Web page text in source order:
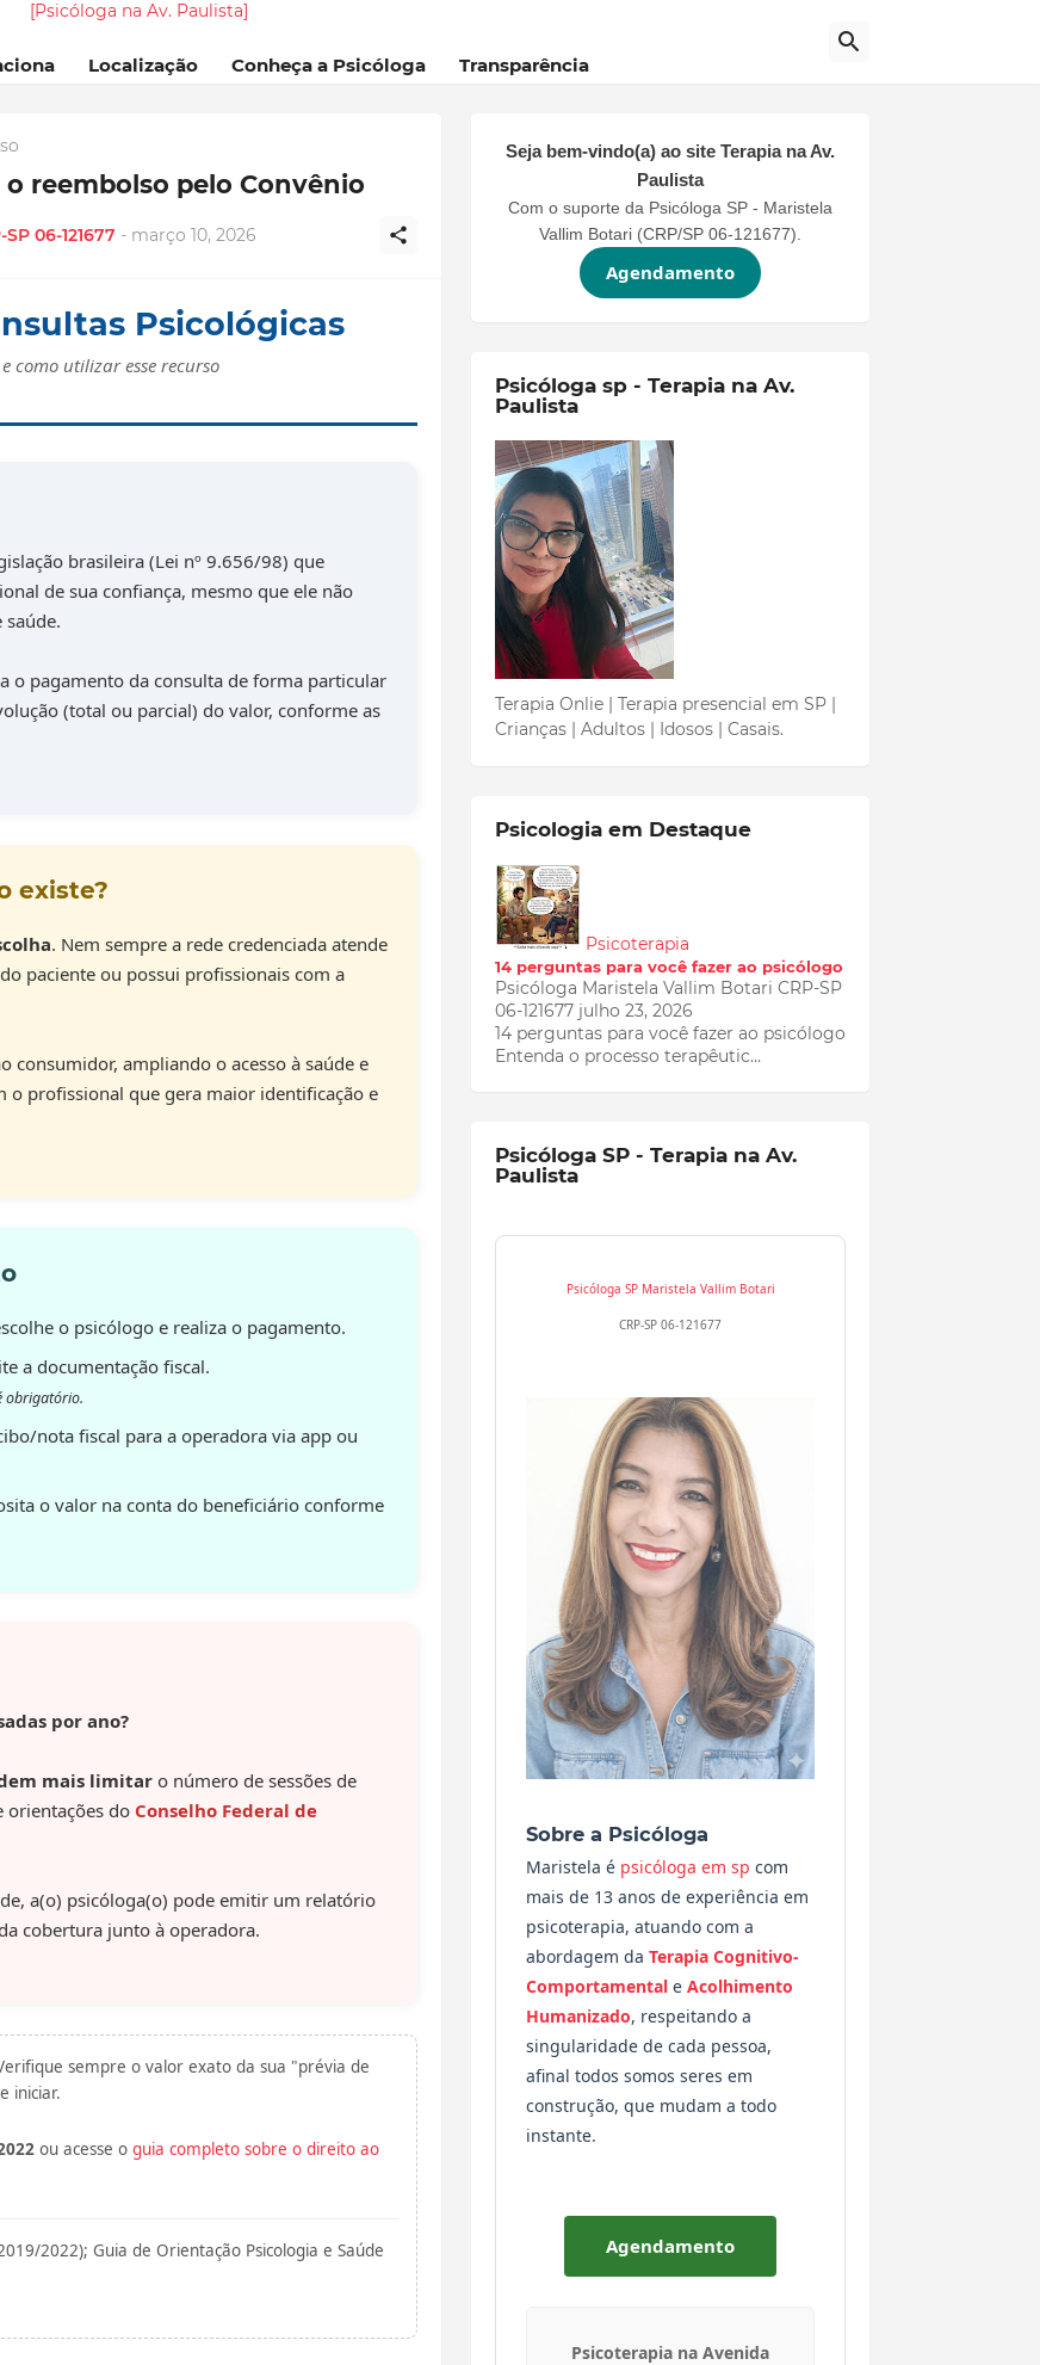
[Psicóloga na Av. Paulista]
Localização Conheça a Psicóloga Transparência
reembolso pelo Convênio
06-121677 - março 10, 2026
Psicológicas
como utilizar esse recurso
brasileira (Lei nº 9.656/98) que
de sua confiança, mesmo que ele não
saúde.
o pagamento da consulta de forma particular
(total ou parcial) do valor, conforme as
existe?
. Nem sempre a rede credenciada atende
paciente ou possui profissionais com a
consumidor, ampliando o acesso à saúde e
profissional que gera maior identificação e
o psicólogo e realiza o pagamento.
a documentação fiscal.
obrigatório.
nota fiscal para a operadora via app ou
o valor na conta do beneficiário conforme
por ano?
mais limitaro número de sessões de
orientações do Conselho Federal de
a(o) psicóloga(o) pode emitir um relatório
cobertura junto à operadora.
sempre o valor exato da sua "prévia de
iniciar.
ou acesse o guia completo sobre o direito ao
2022); Guia de Orientação Psicologia e Saúde
Seja bem-vindo(a) ao site Terapia na Av.
Paulista
Com o suporte da Psicóloga SP - Maristela
Vallim Botari (CRP/SP 06-121677).
Agendamento
Psicóloga sp - Terapia na Av.
Paulista
Terapia Onlie | Terapia presencial em SP |
Crianças | Adultos | Idosos | Casais.
Psicologia em Destaque
Psicoterapia
14 perguntas para você fazer ao psicólogo
Psicóloga Maristela Vallim Botari CRP-SP
06-121677 julho 23, 2026
14 perguntas para você fazer ao psicólogo
Entenda o processo terapêutic…
Psicóloga SP - Terapia na Av.
Paulista
Psicóloga SP Maristela Vallim Botari
CRP-SP 06-121677
Sobre a Psicóloga
Maristela é psicóloga em sp com
mais de 13 anos de experiência em
psicoterapia, atuando com a
abordagem da Terapia Cognitivo-
Comportamental e Acolhimento
Humanizado, respeitando a
singularidade de cada pessoa,
afinal todos somos seres em
construção, que mudam a todo
instante.
Agendamento
Psicoterapia na Avenida